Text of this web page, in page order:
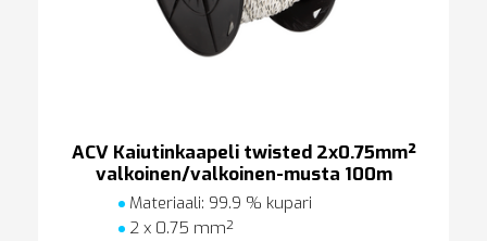
ACV Kaiutinkaapeli twisted 2x0.75mm²
valkoinen/valkoinen-musta 100m
Materiaali: 99.9 % kupari
2 x 0.75 mm²